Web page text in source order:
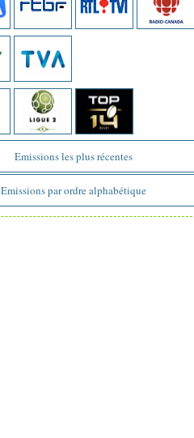
Emissions les plus récentes
Emissions par ordre alphabétique